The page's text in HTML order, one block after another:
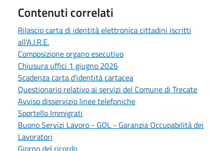
Contenuti correlati
Rilascio carta di identità elettronica cittadini iscritti
all'A.I.R.E.
Composizione organo esecutivo
Chiusura uffici 1 giugno 2026
Scadenza carta d'identità cartacea
Questionario relativo ai servizi del Comune di Trecate
Avviso disservizio linee telefoniche
Sportello Immigrati
Buono Servizi Lavoro - GOL - Garanzia Occupabilità dei
Lavoratori
Giorno del ricordo